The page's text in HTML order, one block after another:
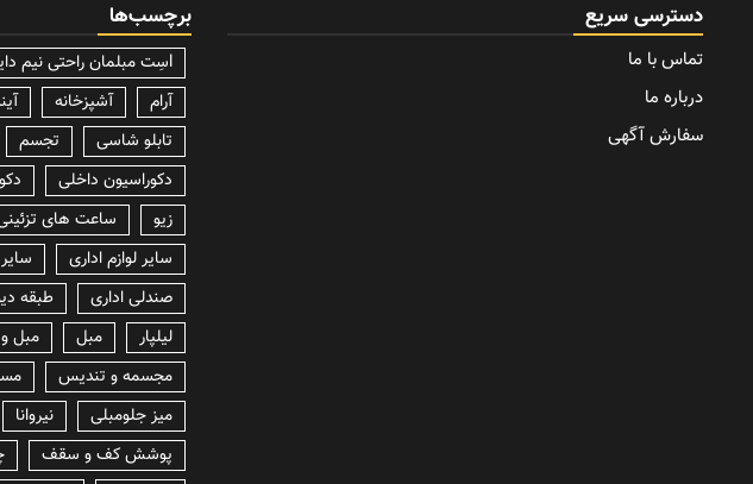
دسترسی سریع
تماس با ما
درباره ما
سفارش آگهی
برچسب‌ها
lسِت مبلمان راحتی نیم دایره در اتاق نشیمن و پذیرایی
آرام
آشپزخانه
تابلو شاسی
تجسم
دکوراسیون داخلی
زیو
ساعت های
سایر لوازم اداری
صندلی اداری
طبقه
لیلپار
مبل مبل
مجسمه و تندیس
میز جلومبلی
نیروانا
پوشش کف و سقف